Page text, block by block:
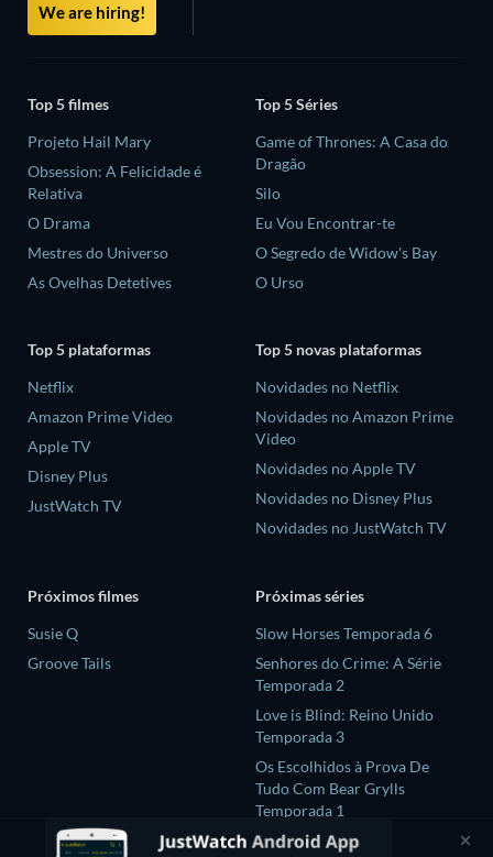
We are hiring!
Top 5 filmes
Projeto Hail Mary
Obsession: A Felicidade é
Relativa
O Drama
Mestres do Universo
As Ovelhas Detetives
Top 5 Séries
Game of Thrones: A Casa do
Dragão
Silo
Eu Vou Encontrar-te
O Segredo de Widow's Bay
O Urso
Top 5 plataformas
Netflix
Amazon Prime Video
Apple TV
Disney Plus
JustWatch TV
Top 5 novas plataformas
Novidades no Netflix
Novidades no Amazon Prime
Video
Novidades no Apple TV
Novidades no Disney Plus
Novidades no JustWatch TV
Próximos filmes
Susie Q
Groove Tails
Próximas séries
Slow Horses Temporada 6
Senhores do Crime: A Série
Temporada 2
Love is Blind: Reino Unido
Temporada 3
Os Escolhidos à Prova De
Tudo Com Bear Grylls
Temporada 1
GATE24:The Border